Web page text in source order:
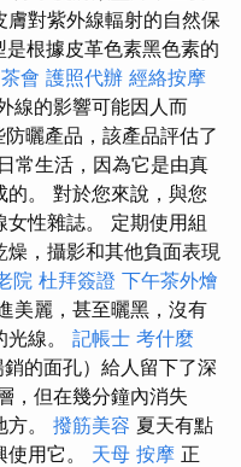
膚對紫外線輻射的自然保
是根據皮革色素黑色素的
茶會 護照代辦 經絡按摩
線的影響可能因人而
曬產品，該產品評估了
常生活，因為它是由真
的。 對於您來說，與您
性雜誌。 定期使用組
，攝影和其他負面表現
院 杜拜簽證 下午茶外燴
美麗，甚至曬黑，沒有
線。 記帳士 考什麼
的面孔）給人留下了深
，但在幾分鐘內消失
。 撥筋美容 夏天有點
用它。 天母 按摩 正